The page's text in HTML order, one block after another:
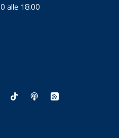
alle 18.00
- Apertura in nuova finestra
in nuova finestra
esterno - Apertura in
- Sito esterno - Apertura in
- Sito esterno -
TikTok - Sito esterno -
Spreaker - Sito
Feed RSS -